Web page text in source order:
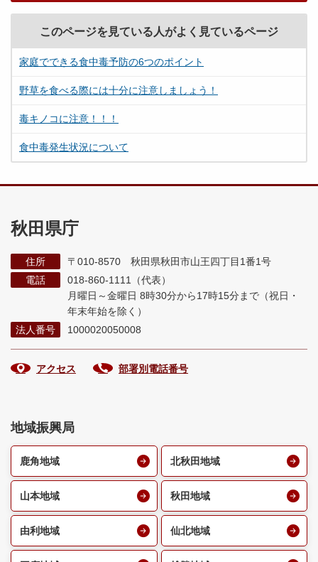
このページを見ている人がよく見ているページ
家庭でできる食中毒予防の6つのポイント
野草を食べる際には十分に注意しましょう！
毒キノコに注意！！！
食中毒発生状況について
秋田県庁
住所
〒010-8570 秋田県秋田市山王四丁目1番1号
電話
018-860-1111（代表）
月曜日～金曜日 8時30分から17時15分まで （祝日・
年末年始を除く）
法人番号
1000020050008
アクセス 部署別電話番号
地域振興局
鹿角地域 北秋田地域
山本地域 秋田地域
由利地域 仙北地域